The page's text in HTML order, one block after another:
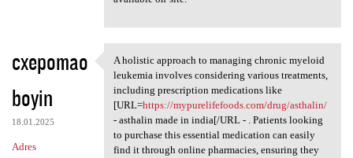
cxepomao
boyin
18.01.2025
Adres
A holistic approach to
A holistic approach to managing chronic myeloid
leukemia involves considering various treatments,
including prescription medications like
[URL=https://mypurelifefoods.com/drug/asthalin/
- asthalin made in india[/URL - . Patients looking
to purchase this essential medication can easily
find it through online pharmacies, ensuring they